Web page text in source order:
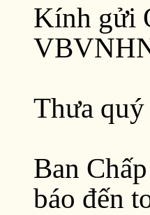
Kính gửi
Thưa
Ban
báo đến